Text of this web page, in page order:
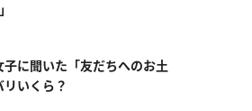
に聞いた「友だちへのお土
いくら？